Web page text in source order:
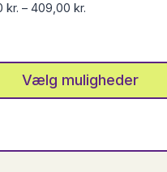
kr. – 409,00 kr.
Vælg muligheder